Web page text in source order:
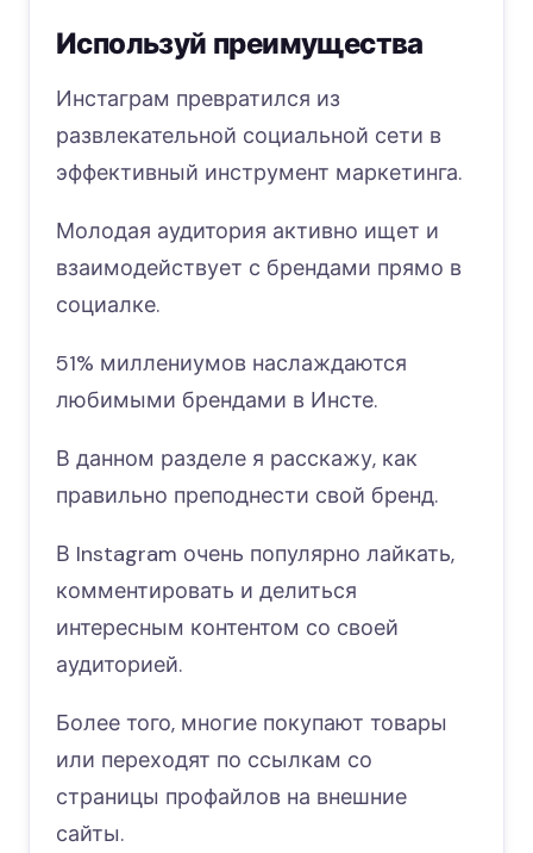
Используй преимущества
Инстаграм превратился из
развлекательной социальной сети в
эффективный инструмент маркетинга.
Молодая аудитория активно ищет и
взаимодействует с брендами прямо в
социалке.
51% миллениумов наслаждаются
любимыми брендами в Инсте.
В данном разделе я расскажу, как
правильно преподнести свой бренд.
В Instagram очень популярно лайкать,
комментировать и делиться
интересным контентом со своей
аудиторией.
Более того, многие покупают товары
или переходят по ссылкам со
страницы профайлов на внешние
сайты.